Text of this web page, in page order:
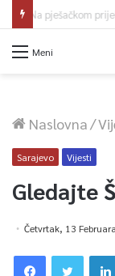
Na pješačkom
Meni
Naslovna/
Sarajevo Vijesti
Gledajte
Četvrtak, 13